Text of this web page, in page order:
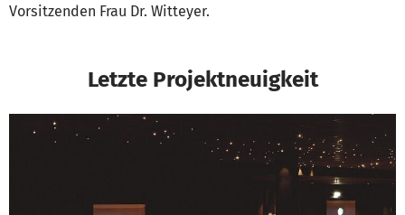
Vorsitzenden Frau Dr. Witteyer.
Letzte Projektneuigkeit